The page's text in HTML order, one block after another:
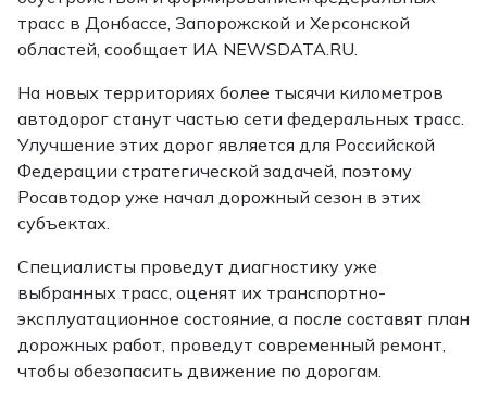
трасс в Донбассе, Запорожской и Херсонской
областей, сообщает ИА NEWSDATA.RU.
На новых территориях более тысячи километров
автодорог станут частью сети федеральных трасс.
Улучшение этих дорог является для Российской
Федерации стратегической задачей, поэтому
Росавтодор уже начал дорожный сезон в этих
субъектах.
Специалисты проведут диагностику уже
выбранных трасс, оценят их транспортно-
эксплуатационное состояние, а после составят план
дорожных работ, проведут современный ремонт,
чтобы обезопасить движение по дорогам.